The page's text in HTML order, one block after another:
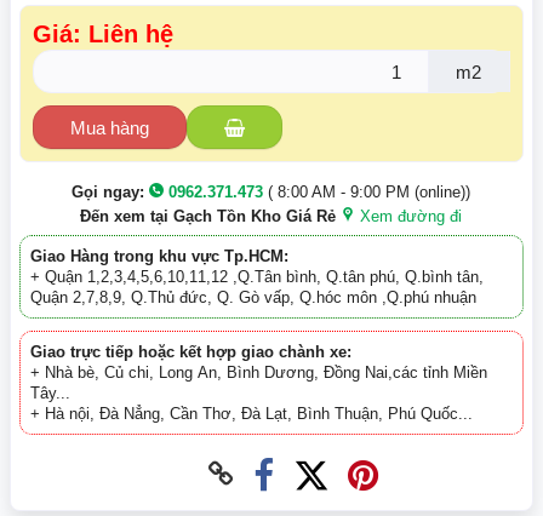
Giá: Liên hệ
m2
Mua hàng
Gọi ngay: 0962.371.473 ( 8:00 AM - 9:00 PM (online))
Đến xem tại Gạch Tồn Kho Giá Rẻ
Xem đường đi
Giao Hàng trong khu vực Tp.HCM:
+ Quận 1,2,3,4,5,6,10,11,12 ,Q.Tân bình, Q.tân phú, Q.bình tân,
Quận 2,7,8,9, Q.Thủ đức, Q. Gò vấp, Q.hóc môn ,Q.phú nhuận
Giao trực tiếp hoặc kết hợp giao chành xe:
+ Nhà bè, Củ chi, Long An, Bình Dương, Đồng Nai,các tỉnh Miền
Tây...
+ Hà nội, Đà Nẳng, Cần Thơ, Đà Lạt, Bình Thuận, Phú Quốc...